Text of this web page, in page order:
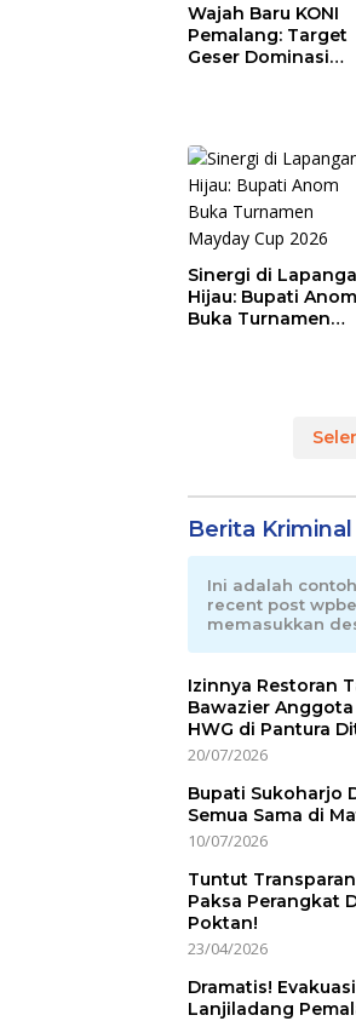
Wajah Baru KONI
Pemalang: Target
Geser Dominasi
Sinergi di
Hijau: Bupati Anom
Buka Turnamen
Berita Kriminal
Ini adalah
recent post
memasukkan
Izinnya Restoran
Bawazier Anggota
HWG di Pantura
20/07/2026
Bupati Sukoharjo
Semua Sama di
10/07/2026
Tuntut
Paksa Perangkat
Poktan!
23/04/2026
Dramatis!
Lanjiladang